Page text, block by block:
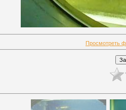
Просмотреть